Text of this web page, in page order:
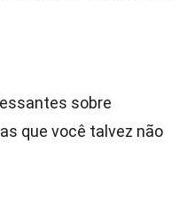
sobre
que você talvez não